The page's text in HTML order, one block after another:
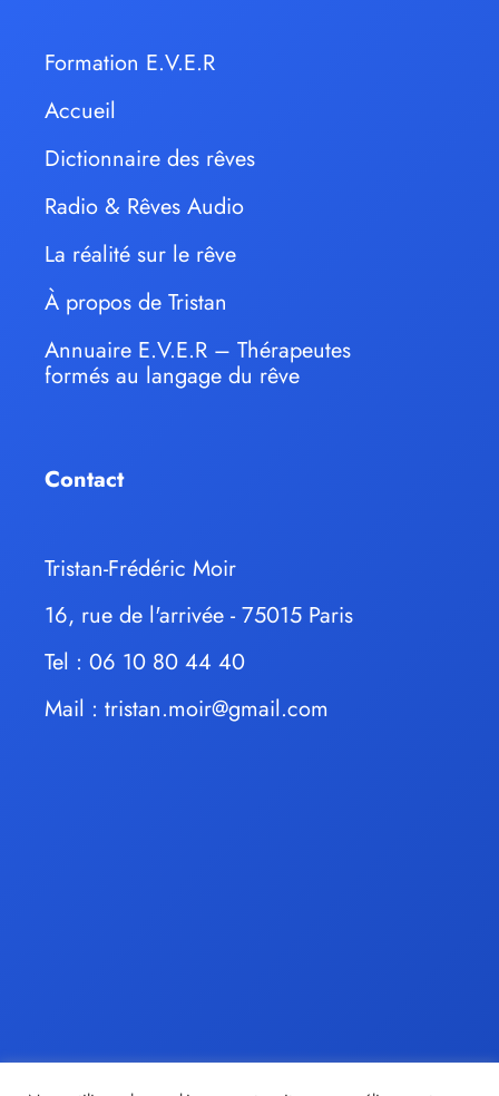
Formation E.V.E.R
Accueil
Dictionnaire des rêves
Radio & Rêves Audio
La réalité sur le rêve
À propos de Tristan
Annuaire E.V.E.R – Thérapeutes
formés au langage du rêve
Contact
Tristan-Frédéric Moir
16, rue de l'arrivée - 75015 Paris
Tel : 06 10 80 44 40
Mail : tristan.moir@gmail.com